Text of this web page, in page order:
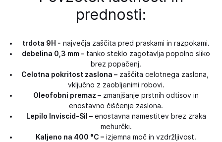
prednosti:
trdota 9H - največja zaščita pred praskami in razpokami.
debelina 0,3 mm - tanko steklo zagotavlja popolno sliko
brez popačenj.
Celotna pokritost zaslona – zaščita celotnega zaslona, ​​
vključno z zaobljenimi robovi.
Oleofobni premaz – zmanjšanje prstnih odtisov in
enostavno čiščenje zaslona.
Lepilo Inviscid-Sil –enostavna namestitev brez zraka
mehurčki.
Kaljeno na 400 °C – izjemna moč in vzdržljivost.